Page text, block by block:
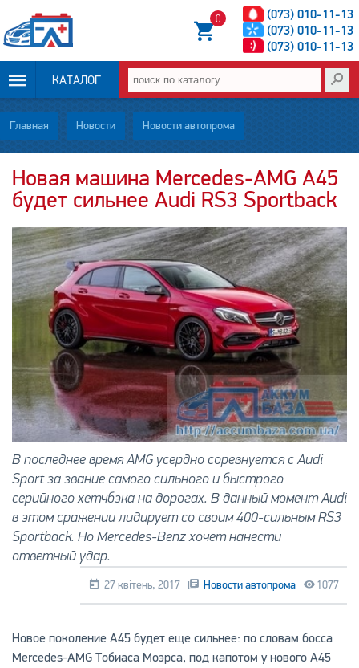
(073) 010-11-13
(073) 010-11-13
(073) 010-11-13
0
КАТАЛОГ
ОПЛАТА И
ДОСТАВКА
НОВОСТИ
СТАТЬИ
О НАС
КОНТАКТЫ
Главная Новости Новости автопрома
Новая машина Mercedes-AMG A45
будет сильнее Audi RS3 Sportback
В последнее время AMG усердно соревнуется с Audi
Sport за звание самого сильного и быстрого
серийного хетчбэка на дорогах. В данный момент Audi
в этом сражении лидирует со своим 400-сильным RS3
Sportback. Но Mercedes-Benz хочет нанести
ответный удар.
27 квітень, 2017 Новости автопрома 1077
Новое поколение A45 будет еще сильнее: по словам босса
Mercedes-AMG Тобиаса Моэрса, под капотом у нового A45